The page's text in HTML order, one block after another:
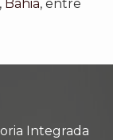
, Bahia, entre
Integrada